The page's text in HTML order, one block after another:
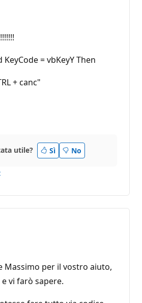
= vbKeyY Then
+ canc"
utile? Sì No
Massimo per il vostro aiuto,
vi farò sapere.